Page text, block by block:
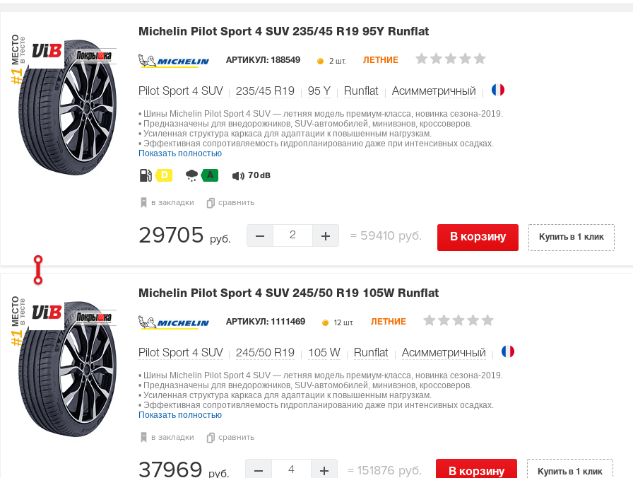
#1
МЕСТОв тесте
Michelin Pilot Sport 4 SUV 235/45 R19 95Y Runflat
АРТИКУЛ: 188549 2 шт. ЛЕТНИЕ
Pilot Sport 4 SUV 235/45 R19 95 Y Runflat Асимметричный
• Шины Michelin Pilot Sport 4 SUV — летняя модель премиум-класса, новинка сезона-2019.
• Предназначены для внедорожников, SUV-автомобилей, минивэнов, кроссоверов.
• Усиленная структура каркаса для адаптации к повышенным нагрузкам.
• Эффективная сопротивляемость гидропланированию даже при интенсивных осадках.
Показать полностью
D A 70 dB
в закладки сравнить
29705 руб. 2 = 59410 руб. В корзину Купить в 1 клик
#1
МЕСТОв тесте
Michelin Pilot Sport 4 SUV 245/50 R19 105W Runflat
АРТИКУЛ: 1111469 12 шт. ЛЕТНИЕ
Pilot Sport 4 SUV 245/50 R19 105 W Runflat Асимметричный
• Шины Michelin Pilot Sport 4 SUV — летняя модель премиум-класса, новинка сезона-2019.
• Предназначены для внедорожников, SUV-автомобилей, минивэнов, кроссоверов.
• Усиленная структура каркаса для адаптации к повышенным нагрузкам.
• Эффективная сопротивляемость гидропланированию даже при интенсивных осадках.
Показать полностью
в закладки сравнить
37969 руб. 4 = 151876 руб. В корзину Купить в 1 клик